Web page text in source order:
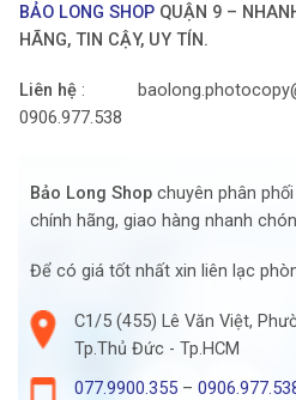
BẢO LONG SHOP QUẬN 9 –
HÃNG, TIN CẬY, UY TÍN.
Liên hệ :
0906.977.538
Bảo Long Shop chuyên phân
chính hãng, giao hàng nhanh
Để có giá tốt nhất xin liên lạc
C1/5 (455) Lê Văn Việt,
Tp.Thủ Đức - Tp.HCM
077.9900.355–